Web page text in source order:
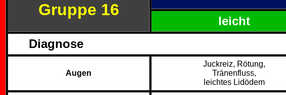
Gruppe 16
leicht
Diagnose
Augen
Juckreiz, Rötung,
Tränenfluss,
leichtes Lidödem